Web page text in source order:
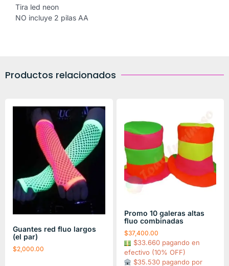
Tira led neon
NO incluye 2 pilas AA
Productos relacionados
Guantes red fluo largos
(el par)
$2,000.00
Promo 10 galeras altas
fluo combinadas
$37,400.00
$33.660 pagando en
efectivo (10% OFF)
$35.530 pagando por